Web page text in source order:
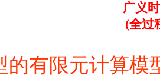
广义
(全过
的有限元计算